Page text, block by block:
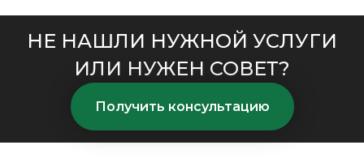
НЕ НАШЛИ НУЖНОЙ УСЛУГИ
ИЛИ НУЖЕН СОВЕТ?
Получить консультацию